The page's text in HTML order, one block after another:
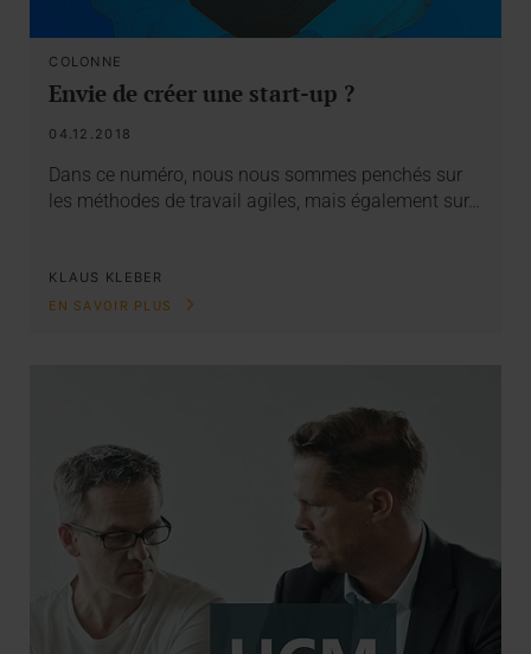
COLONNE
Envie de créer une start-up ?
04.12.2018
Dans ce numéro, nous nous sommes penchés sur
les méthodes de travail agiles, mais également sur…
KLAUS KLEBER
EN SAVOIR PLUS